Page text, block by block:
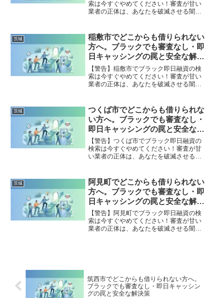
索は今すぐやめてください！審査が甘い
業者の正体は、あなたを破滅させる闇金
市で違法業者を避け、借金地獄から抜け
出した方々の実体験と確実な解決策を完
全公開。
茨城
稲敷市でどこからも借りられない
方へ。ブラックでも審査なし・即
日キャッシングの罠と安全な解決
策
【警告】稲敷市でブラック即日融資の検
索は今すぐやめてください！審査が甘い
業者の正体は、あなたを破滅させる闇金
市で違法業者を避け、借金地獄から抜け
出した方々の実体験と確実な解決策を完
全公開。
茨城
つくば市でどこからも借りられな
い方へ。ブラックでも審査なし・
即日キャッシングの罠と安全な解
決策
【警告】つくば市でブラック即日融資の
検索は今すぐやめてください！審査が甘
い業者の正体は、あなたを破滅させる闇
つくば市で違法業者を避け、借金地獄か
ら抜け出した方々の実体験と確実な解決
策を完全公開。
茨城
阿見町でどこからも借りられない
方へ。ブラックでも審査なし・即
日キャッシングの罠と安全な解決
策
【警告】阿見町でブラック即日融資の検
索は今すぐやめてください！審査が甘い
業者の正体は、あなたを破滅させる闇金
筑西市でどこからも借りられない方へ。
ブラックでも審査なし・即日キャッシン
グの罠と安全な解決策